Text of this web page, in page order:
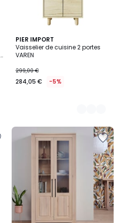
PIER IMPORT
Vaisselier de cuisine 2 portes
VAREN
299,00 €
284,05 € -5%
4
Couleurs